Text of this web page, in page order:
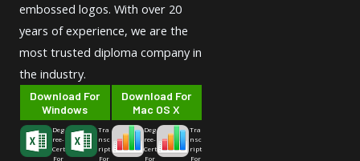
embossed logos. With over 20
years of experience, we are the
most trusted diploma company in
the industry.
Download For
Windows
Deg
ree-
Cert
For
Tra
nsc
ript
For
Download For
Mac OS X
Deg
ree-
Cert
For
Tra
nsc
ript
For